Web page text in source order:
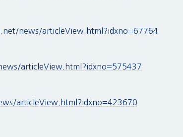
news/articleView.html?idxno=67764
articleView.html?idxno=575437
articleView.html?idxno=423670